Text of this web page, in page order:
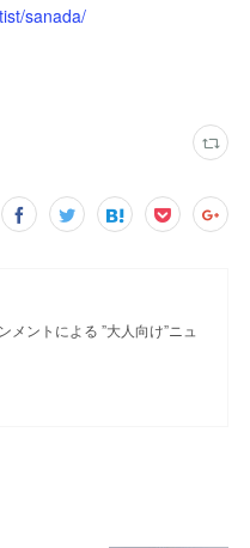
sanada/
メントによる ”大人向け”ニュ